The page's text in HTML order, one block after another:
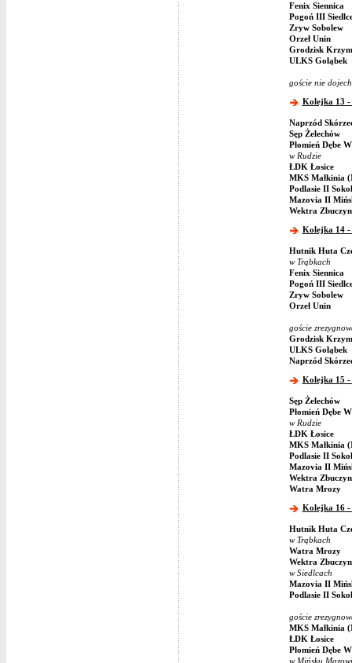
Fenix Siennica
Pogoń III
Zryw Sobolew
Orzeł Unin
Grodzisk
ULKS Gołąbek
goście nie
Kolejka 13 -
Naprzód
Sęp Żelechów
Płomień Dębe
w Rudzie
ŁDK Łosice
MKS Małkinia
Podlasie II
Mazovia II
Wektra Zbuczyn
Kolejka 14 -
Hutnik Huta
w Trąbkach
Fenix Siennica
Pogoń III
Zryw Sobolew
Orzeł Unin
goście
Grodzisk
ULKS Gołąbek
Naprzód
Kolejka 15 -
Sęp Żelechów
Płomień Dębe
w Rudzie
ŁDK Łosice
MKS Małkinia
Podlasie II
Mazovia II
Wektra Zbuczyn
Watra Mrozy
Kolejka 16 -
Hutnik Huta
w Trąbkach
Watra Mrozy
Wektra Zbuczyn
w Siedlcach
Mazovia II
Podlasie II
goście
MKS Małkinia
ŁDK Łosice
Płomień Dębe
w Mińsku